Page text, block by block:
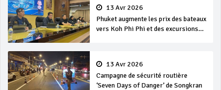
13 Avr 2026
Phuket augmente les prix des bateaux
vers Koh Phi Phi et des excursions
13 Avr 2026
Campagne de sécurité routière
‘Seven Days of Danger’ de Songkran